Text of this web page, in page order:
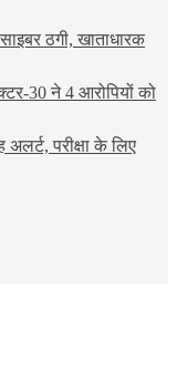
ठगी, खाताधारक
30 ने 4 आरोपियों को
परीक्षा के लिए